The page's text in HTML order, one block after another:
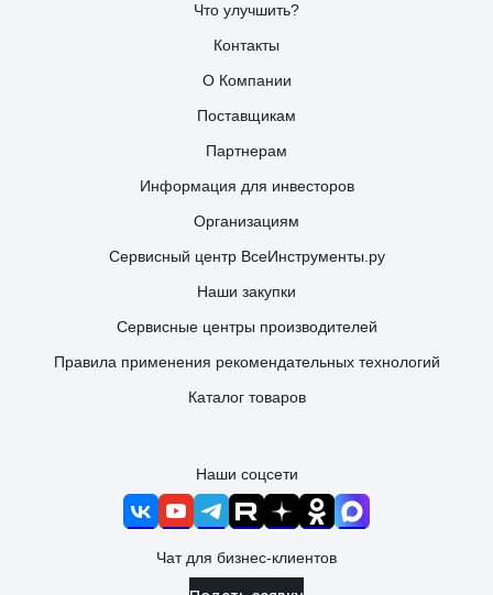
Что улучшить?
Контакты
О Компании
Поставщикам
Партнерам
Информация для инвесторов
Организациям
Сервисный центр ВсеИнструменты.ру
Наши закупки
Сервисные центры производителей
Правила применения рекомендательных технологий
Каталог товаров
Наши соцсети
Чат для бизнес-клиентов